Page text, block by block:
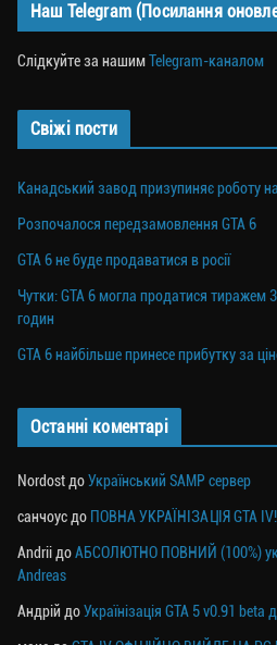
Наш Telegram (Посилання
Слідкуйте за нашимTelegram-каналом
Свіжі пости
Канадський завод призупиняє роботу
Розпочалося передзамовлення GTA 6
GTA 6 не буде продаватися в росії
Чутки: GTA 6 могла продатися тиражем
годин
GTA 6 найбільше принесе прибутку за
Останні коментарі
Nordost доУкраїнський SAMP сервер
санчоус до ПОВНА УКРАЇНІЗАЦІЯ GTA
Andrii доАБСОЛЮТНО ПОВНИЙ (100%)
Andreas
Андрій доУкраїнізація GTA 5 v0.91 beta